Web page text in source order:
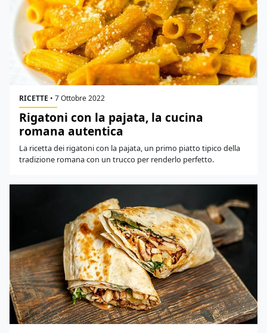
RICETTE • 7 Ottobre 2022
Rigatoni con la pajata, la cucina
romana autentica
La ricetta dei rigatoni con la pajata, un primo piatto tipico della
tradizione romana con un trucco per renderlo perfetto.